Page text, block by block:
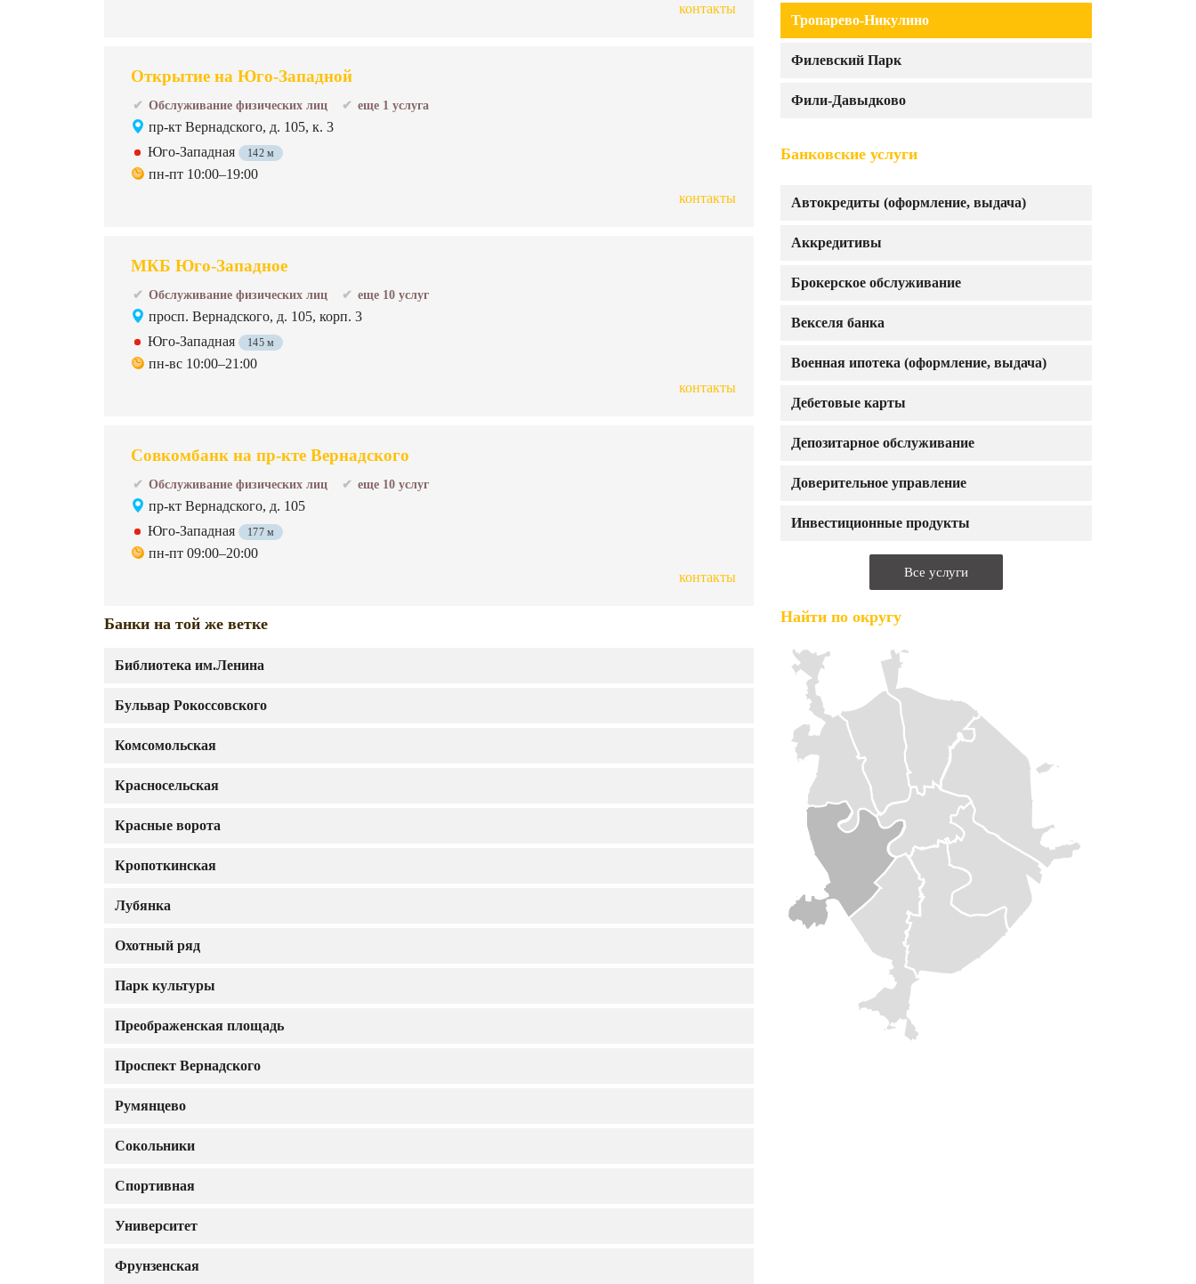
Тропарево-Никулино
Филевский Парк
Фили-Давыдково
Банковские услуги
Автокредиты (оформление, выдача)
Аккредитивы
Брокерское обслуживание
Векселя банка
Военная ипотека (оформление, выдача)
Дебетовые карты
Депозитарное обслуживание
Доверительное управление
Инвестиционные продукты
Все услуги
Найти по округу
контакты
Открытие на Юго-Западной
Обслуживание физических лиц еще 1 услуга
пр-кт Вернадского, д. 105, к. 3
Юго-Западная
142 м
пн-пт 10:00–19:00
контакты
МКБ Юго-Западное
Обслуживание физических лиц еще 10 услуг
просп. Вернадского, д. 105, корп. 3
Юго-Западная
145 м
пн-вс 10:00–21:00
контакты
Совкомбанк на пр-кте Вернадского
Обслуживание физических лиц еще 10 услуг
пр-кт Вернадского, д. 105
Юго-Западная
177 м
пн-пт 09:00–20:00
контакты
Банки на той же ветке
Библиотека им.Ленина
Бульвар Рокоссовского
Комсомольская
Красносельская
Красные ворота
Кропоткинская
Лубянка
Охотный ряд
Парк культуры
Преображенская площадь
Проспект Вернадского
Румянцево
Сокольники
Спортивная
Университет
Фрунзенская